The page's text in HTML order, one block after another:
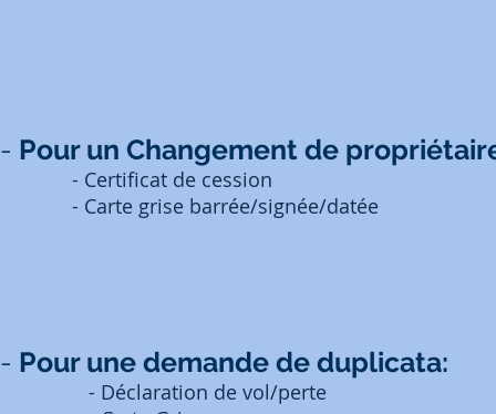
- Pour un Changement de
- Certificat de cession
- Carte grise barrée/signée/datée
- Pour une demande de duplicata:
- Déclaration de vol/perte